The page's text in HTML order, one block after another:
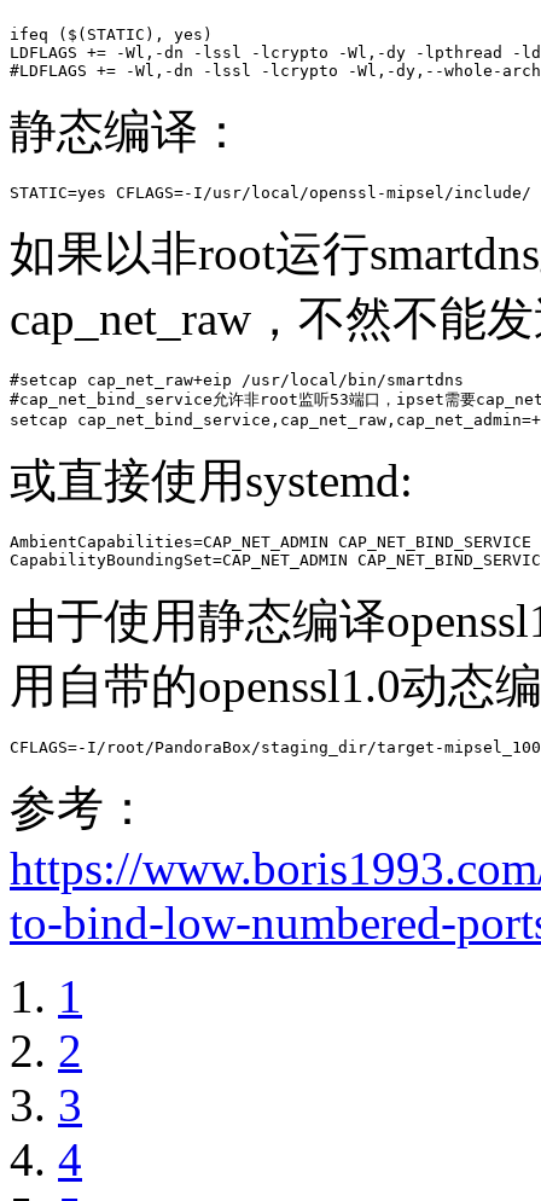
ifeq ($(STATIC), yes)
LDFLAGS += -Wl,-dn -lssl -lcrypto -Wl,-dy -lpthread -
#LDFLAGS += -Wl,-dn -lssl -lcrypto -Wl,-dy,--whole-
静态编译：
STATIC=yes CFLAGS=-I/usr/local/openssl-mipsel/
如果以非root运行
cap_net_raw，不然不能
#setcap cap_net_raw+eip /usr/local/bin/smartdns
#cap_net_bind_service允许非root监听53端口，ipset需要
setcap
或直接使用systemd:
AmbientCapabilities=CAP_NET_ADMIN CAP_NET_BIND_SERVICE
CapabilityBoundingSet=CAP_NET_ADMIN
由于使用静态编译
用自带的openssl1.0动态
CFLAGS=-I/root/PandoraBox/staging_dir/target-
参考：
https://
to-bind-low-numbered-
1
2
3
4